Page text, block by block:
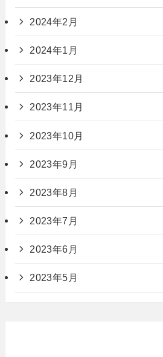
2024年2月
2024年1月
2023年12月
2023年11月
2023年10月
2023年9月
2023年8月
2023年7月
2023年6月
2023年5月